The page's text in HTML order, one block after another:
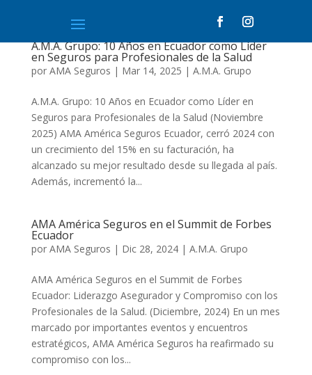
A.M.A. Grupo: 10 Años en Ecuador como Líder
en Seguros para Profesionales de la Salud
por AMA Seguros | Mar 14, 2025 | A.M.A. Grupo
A.M.A. Grupo: 10 Años en Ecuador como Líder en
Seguros para Profesionales de la Salud (Noviembre
2025) AMA América Seguros Ecuador, cerró 2024 con
un crecimiento del 15% en su facturación, ha
alcanzado su mejor resultado desde su llegada al país.
Además, incrementó la...
AMA América Seguros en el Summit de Forbes
Ecuador
por AMA Seguros | Dic 28, 2024| A.M.A. Grupo
AMA América Seguros en el Summit de Forbes
Ecuador: Liderazgo Asegurador y Compromiso con los
Profesionales de la Salud. (Diciembre, 2024) En un mes
marcado por importantes eventos y encuentros
estratégicos, AMA América Seguros ha reafirmado su
compromiso con los...